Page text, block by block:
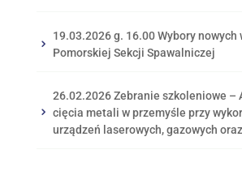
19.03.2026 g. 16.00 Wybory nowych
Pomorskiej Sekcji Spawalniczej
26.02.2026 Zebranie szkoleniowe –
cięcia metali w przemyśle przy
urządzeń laserowych, gazowych